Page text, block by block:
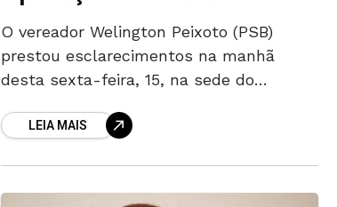
O vereador Welington Peixoto (PSB)
prestou esclarecimentos na manhã
desta sexta-feira, 15, na sede do
sobre suspeita de fraudes na Agência
LEIA MAIS